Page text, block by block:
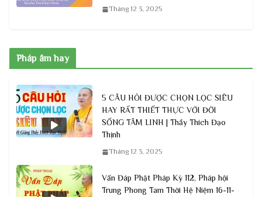
Tháng 12 3, 2025
Pháp âm hay
5 CÂU HỎI ĐƯỢC CHỌN LỌC SIÊU
HAY RẤT THIẾT THỰC VỚI ĐỜI
SỐNG TÂM LINH | Thầy Thích Đạo
Thịnh
Tháng 12 3, 2025
Vấn Đáp Phật Pháp Kỳ 112, Pháp hội
Trung Phong Tam Thời Hệ Niệm 16-11-